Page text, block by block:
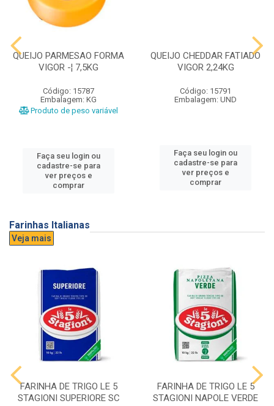
QUEIJO PARMESAO FORMA
VIGOR -¦ 7,5KG
Código: 15787
Embalagem: KG
Produto de peso variável
Faça seu login ou
cadastre-se para
ver preços e
comprar
QUEIJO CHEDDAR FATIADO
VIGOR 2,24KG
Código: 15791
Embalagem: UND
Faça seu login ou
cadastre-se para
ver preços e
comprar
Farinhas Italianas
Veja mais
FARINHA DE TRIGO LE 5
STAGIONI SUPERIORE SC
FARINHA DE TRIGO LE 5
STAGIONI NAPOLE VERDE